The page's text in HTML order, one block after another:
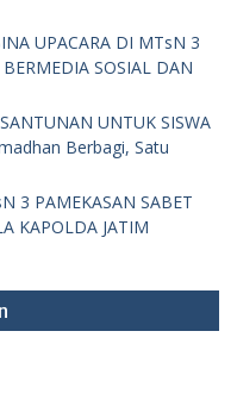
UPACARA DI MTsN 3
SOSIAL DAN
UNTUK SISWA
Berbagi, Satu
3 PAMEKASAN SABET
KAPOLDA JATIM